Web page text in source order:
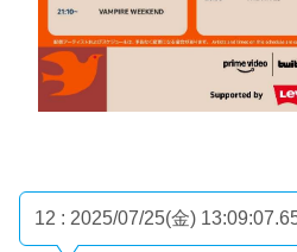
12 : 2025/07/25(金)